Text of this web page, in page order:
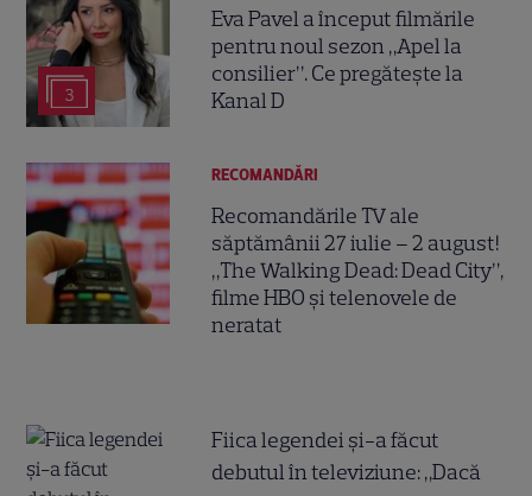
3
Eva Pavel a început filmările
pentru noul sezon „Apel la
consilier”. Ce pregătește la
Kanal D
RECOMANDĂRI
Recomandările TV ale
săptămânii 27 iulie – 2 august!
„The Walking Dead: Dead City”,
filme HBO și telenovele de
neratat
Fiica legendei și-a făcut
debutul în televiziune: „Dacă